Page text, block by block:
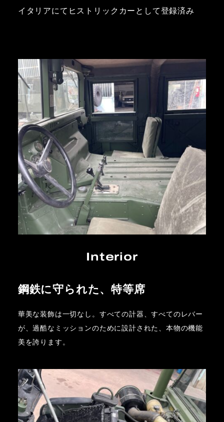
イタリアにてヒストリックカーとして登録済み
Interior
鋼鉄に守られた、特等席
華美な装飾は一切なし。すべての計器、すべてのレバー
が、過酷なミッションのために設計された、本物の機能
美を誇ります。